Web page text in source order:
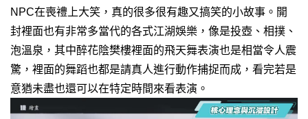
NPC在喪禮上大笑，真的很多很有趣又搞笑的小故事。 開
封裡面也有非常多當代的各式江湖娛樂，像是投壺、相撲、
泡溫泉， 其中醉花陰樊樓裡面的飛天舞表演也是相當令人震
驚，裡面的舞蹈也都是請真人進行動作捕捉而成，看完若是
意猶未盡也還可以在特定時間來看表演。